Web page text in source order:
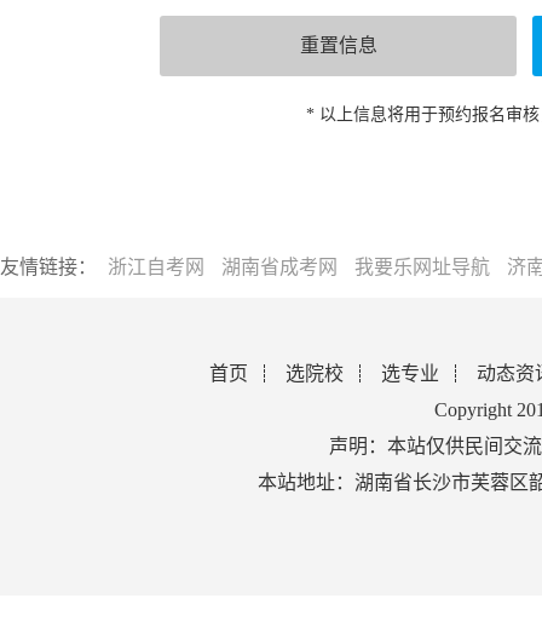
* 以上信息将用于预约报名审
友情链接： 浙江自考网 湖南省成考网 我要乐网址导航 济
首页 选院校 选专业
动态资
Copyright
声明：本站仅供民间交
本站地址：湖南省长沙市芙蓉区